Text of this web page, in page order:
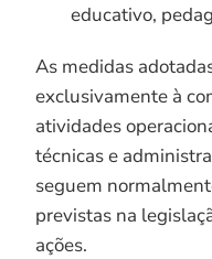
educativo,
As medidas
exclusivamente à
atividades
técnicas e
seguem
previstas na
ações.